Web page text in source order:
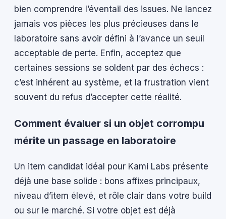
bien comprendre l’éventail des issues. Ne lancez
jamais vos pièces les plus précieuses dans le
laboratoire sans avoir défini à l’avance un seuil
acceptable de perte. Enfin, acceptez que
certaines sessions se soldent par des échecs :
c’est inhérent au système, et la frustration vient
souvent du refus d’accepter cette réalité.
Comment évaluer si un objet corrompu
mérite un passage en laboratoire
Un item candidat idéal pour Kami Labs présente
déjà une base solide : bons affixes principaux,
niveau d’item élevé, et rôle clair dans votre build
ou sur le marché. Si votre objet est déjà